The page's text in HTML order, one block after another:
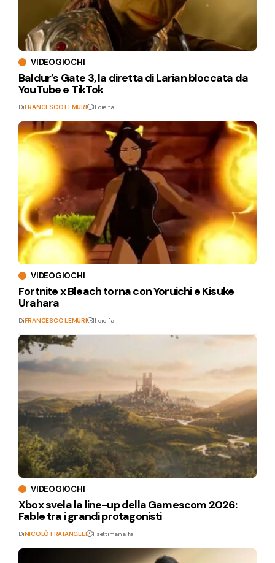
VIDEOGIOCHI
Baldur’s Gate 3, la diretta di Larian bloccata da
YouTube e TikTok
DiFRANCESCO LEMURI 11 ore fa
VIDEOGIOCHI
Fortnite x Bleach torna con Yoruichi e Kisuke
Urahara
DiFRANCESCO LEMURI 11 ore fa
VIDEOGIOCHI
Xbox svela la line-up della Gamescom 2026:
Fable tra i grandi protagonisti
DiNICOLÒ FRATANGELI 1 settimana fa